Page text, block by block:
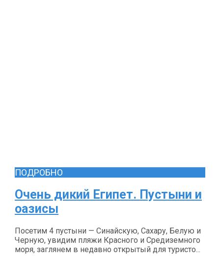
ПОДРОБНО
Очень дикий Египет. Пустыни и
оазисы
Посетим 4 пустыни — Синайскую, Сахару, Белую и
Черную, увидим пляжи Красного и Средиземного
моря, заглянем в недавно открытый для туристо...